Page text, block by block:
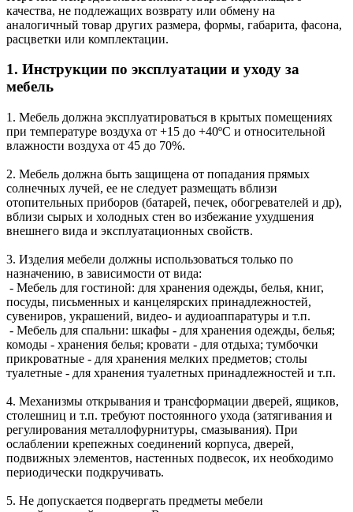
качества, не подлежащих возврату или обмену на
аналогичный товар других размера, формы, габарита, фасона,
расцветки или комплектации.
1. Инструкции по эксплуатации и уходу за
мебель
1. Мебель должна эксплуатироваться в крытых помещениях
при температуре воздуха от +15 до +40ºС и относительной
влажности воздуха от 45 до 70%.
2. Мебель должна быть защищена от попадания прямых
солнечных лучей, ее не следует размещать вблизи
отопительных приборов (батарей, печек, обогревателей и др),
вблизи сырых и холодных стен во избежание ухудшения
внешнего вида и эксплуатационных свойств.
3. Изделия мебели должны использоваться только по
назначению, в зависимости от вида:
- Мебель для гостиной: для хранения одежды, белья, книг,
посуды, письменных и канцелярских принадлежностей,
сувениров, украшений, видео- и аудиоаппаратуры и т.п.
- Мебель для спальни: шкафы - для хранения одежды, белья;
комоды - хранения белья; кровати - для отдыха; тумбочки
прикроватные - для хранения мелких предметов; столы
туалетные - для хранения туалетных принадлежностей и т.п.
4. Механизмы открывания и трансформации дверей, ящиков,
столешниц и т.п. требуют постоянного ухода (затягивания и
регулирования металлофурнитуры, смазывания). При
ослаблении крепежных соединений корпуса, дверей,
подвижных элементов, настенных подвесок, их необходимо
периодически подкручивать.
5. Не допускается подвергать предметы мебели